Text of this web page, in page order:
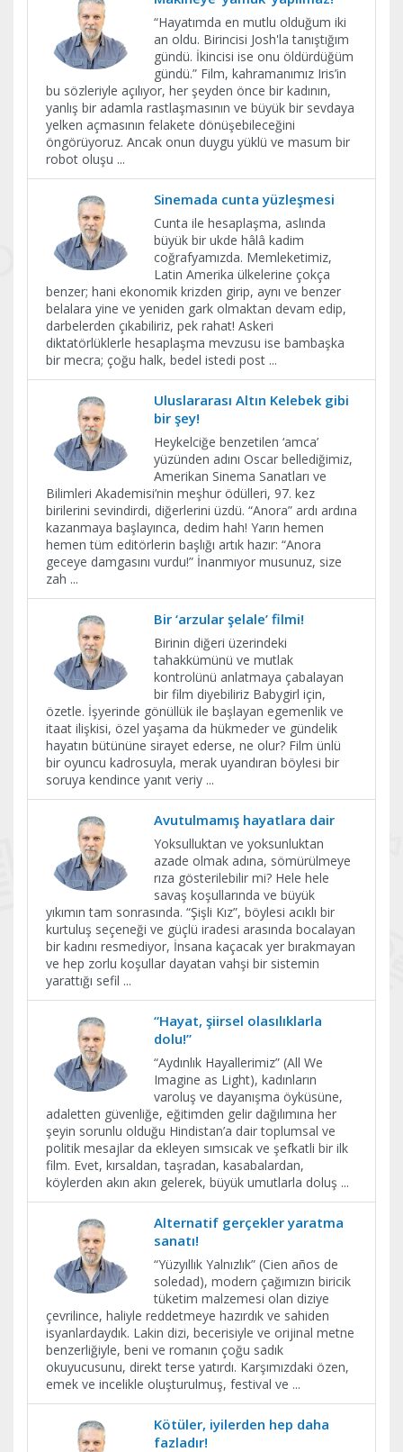
“Hayatımda en mutlu olduğum iki
an oldu. Birincisi Josh'la tanıştığım
gündü. İkincisi ise onu öldürdüğüm
gündü.” Film, kahramanımız Iris’in
bu sözleriyle açılıyor, her şeyden önce bir kadının,
yanlış bir adamla rastlaşmasının ve büyük bir sevdaya
yelken açmasının felakete dönüşebileceğini
öngörüyoruz. Ancak onun duygu yüklü ve masum bir
robot oluşu ...
Sinemada cunta yüzleşmesi
Cunta ile hesaplaşma, aslında
büyük bir ukde hâlâ kadim
coğrafyamızda. Memleketimiz,
Latin Amerika ülkelerine çokça
benzer; hani ekonomik krizden girip, aynı ve benzer
belalara yine ve yeniden gark olmaktan devam edip,
darbelerden çıkabiliriz, pek rahat! Askeri
diktatörlüklerle hesaplaşma mevzusu ise bambaşka
bir mecra; çoğu halk, bedel istedi post ...
Uluslararası Altın Kelebek gibi
bir şey!
Heykelciğe benzetilen ‘amca’
yüzünden adını Oscar bellediğimiz,
Amerikan Sinema Sanatları ve
Bilimleri Akademisi’nin meşhur ödülleri, 97. kez
birilerini sevindirdi, diğerlerini üzdü. “Anora” ardı ardına
kazanmaya başlayınca, dedim hah! Yarın hemen
hemen tüm editörlerin başlığı artık hazır: “Anora
geceye damgasını vurdu!” İnanmıyor musunuz, size
zah ...
Bir ‘arzular şelale’ filmi!
Birinin diğeri üzerindeki
tahakkümünü ve mutlak
kontrolünü anlatmaya çabalayan
bir film diyebiliriz Babygirl için,
özetle. İşyerinde gönüllük ile başlayan egemenlik ve
itaat ilişkisi, özel yaşama da hükmeder ve gündelik
hayatın bütününe sirayet ederse, ne olur? Film ünlü
bir oyuncu kadrosuyla, merak uyandıran böylesi bir
soruya kendince yanıt veriy ...
Avutulmamış hayatlara dair
Yoksulluktan ve yoksunluktan
azade olmak adına, sömürülmeye
rıza gösterilebilir mi? Hele hele
savaş koşullarında ve büyük
yıkımın tam sonrasında. “Şişli Kız”, böylesi acıklı bir
kurtuluş seçeneği ve güçlü iradesi arasında bocalayan
bir kadını resmediyor, İnsana kaçacak yer bırakmayan
ve hep zorlu koşullar dayatan vahşi bir sistemin
yarattığı sefil ...
“Hayat, şiirsel olasılıklarla
dolu!”
“Aydınlık Hayallerimiz” (All We
Imagine as Light), kadınların
varoluş ve dayanışma öyküsüne,
adaletten güvenliğe, eğitimden gelir dağılımına her
şeyin sorunlu olduğu Hindistan’a dair toplumsal ve
politik mesajlar da ekleyen sımsıcak ve şefkatli bir ilk
film. Evet, kırsaldan, taşradan, kasabalardan,
köylerden akın akın gelerek, büyük umutlarla doluş ...
Alternatif gerçekler yaratma
sanatı!
“Yüzyıllık Yalnızlık” (Cien años de
soledad), modern çağımızın biricik
tüketim malzemesi olan diziye
çevrilince, haliyle reddetmeye hazırdık ve sahiden
isyanlardaydık. Lakin dizi, becerisiyle ve orijinal metne
benzerliğiyle, beni ve romanın çoğu sadık
okuyucusunu, direkt terse yatırdı. Karşımızdaki özen,
emek ve incelikle oluşturulmuş, festival ve ...
Kötüler, iyilerden hep daha
fazladır!